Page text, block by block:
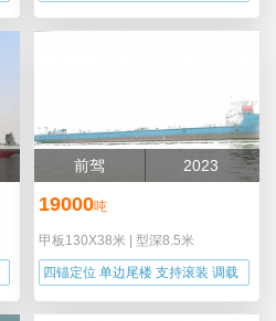
前驾 2023
19000吨
甲板130X38米 型深8.5米
四锚定位 单边尾楼 支持滚装 调载